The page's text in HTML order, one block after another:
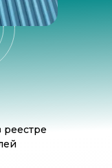
вас: